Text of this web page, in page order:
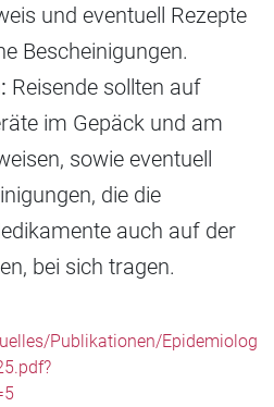
und eventuell Rezepte
Bescheinigungen.
Reisende sollten auf
im Gepäck und am
sowie eventuell
die die
auch auf der
bei sich tragen.
Publikationen/Epidemiolog